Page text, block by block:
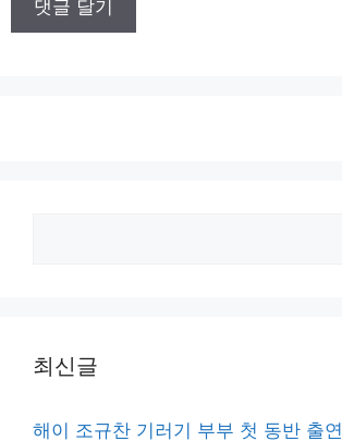
최신글
해이 조규찬 기러기 부부 첫 동반 출연